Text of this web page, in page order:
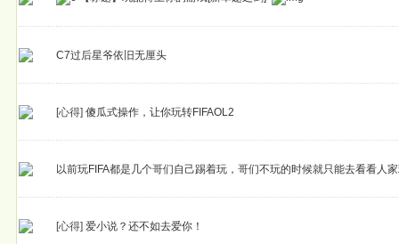
C7过后星爷依旧无厘头
[心得] 傻瓜式操作，让你玩转FIFAOL2
以前玩FIFA都是几个哥们自己踢着玩，哥们不玩的时候就只能去看看人
[心得] 爱小说？还不如去爱你！